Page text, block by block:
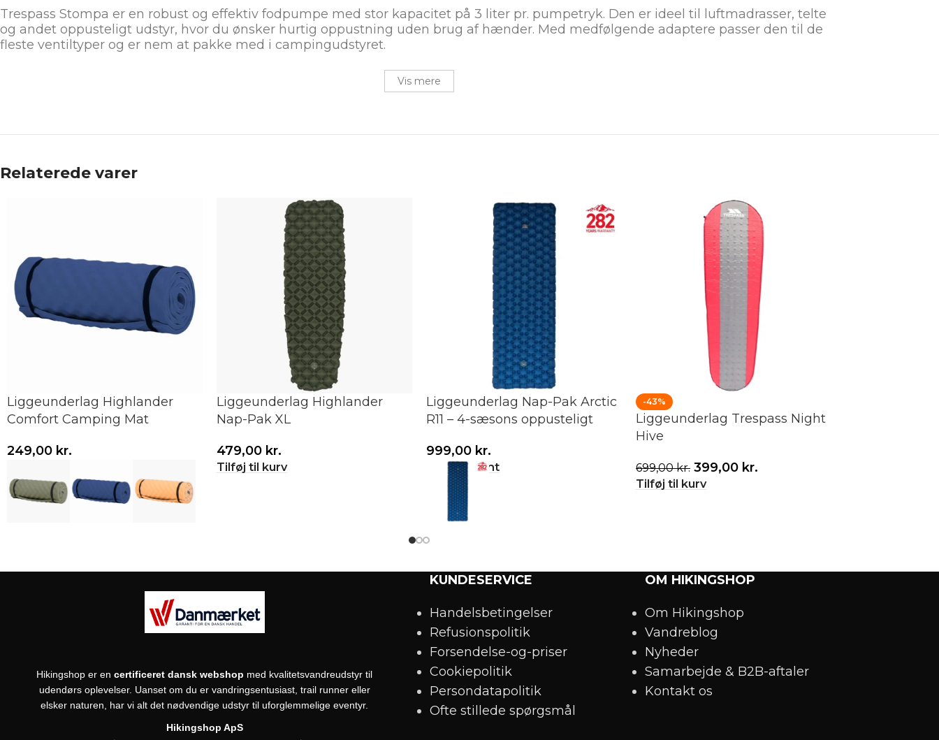
Trespass Stompa er en robust og effektiv fodpumpe med stor kapacitet på 3 liter pr. pumpetryk. Den er ideel til luftmadrasser, telte
og andet oppusteligt udstyr, hvor du ønsker hurtig oppustning uden brug af hænder. Med medfølgende adaptere passer den til de
fleste ventiltyper og er nem at pakke med i campingudstyret.
Vis mere
Relaterede varer
Liggeunderlag Highlander
Comfort Camping Mat
249,00 kr.
Liggeunderlag Highlander
Nap-Pak XL
479,00 kr.
Tilføj til kurv
Liggeunderlag Nap-Pak Arctic
R11 – 4-sæsons oppusteligt
999,00 kr.
Vælg variant
-43%
Liggeunderlag Trespass Night
Hive
699,00kr. 399,00 kr.
Tilføj til kurv
Hikingshop er en certificeret dansk webshop med kvalitetsvandreudstyr til
udendørs oplevelser. Uanset om du er vandringsentusiast, trail runner eller
elsker naturen, har vi alt det nødvendige udstyr til uforglemmelige eventyr.
Hikingshop ApS
KUNDESERVICE
Handelsbetingelser
Refusionspolitik
Forsendelse-og-priser
Cookiepolitik
Persondatapolitik
Ofte stillede spørgsmål
OM HIKINGSHOP
Om Hikingshop
Vandreblog
Nyheder
Samarbejde & B2B-aftaler
Kontakt os